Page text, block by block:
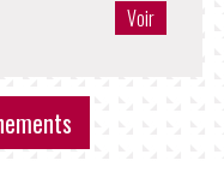
Voir